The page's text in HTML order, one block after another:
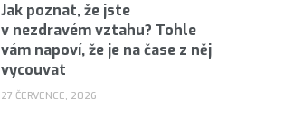
Jak poznat, že jste
v nezdravém vztahu? Tohle
vám napoví, že je na čase z něj
vycouvat
27 ČERVENCE, 2026